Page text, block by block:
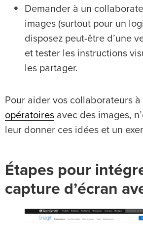
Demander à un
images (surtout pour un
disposez peut-être d’une
et tester les instructions
les partager.
Pour aider vos collaborateurs à
opératoires avec des images,
leur donner ces idées et un
Étapes pour
capture d’écran